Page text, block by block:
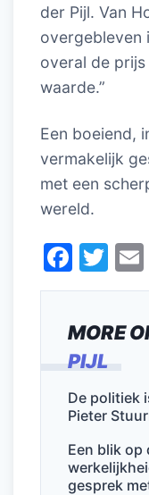
MORE
PIJL
De politiek
Pieter
Een blik op
gesprek
der Pijl. Van
overgebleven
overal de
waarde.”
Een boeiend,
vermakelijk
met een
wereld.
F
a
e
b
o
o
k
T
w
er